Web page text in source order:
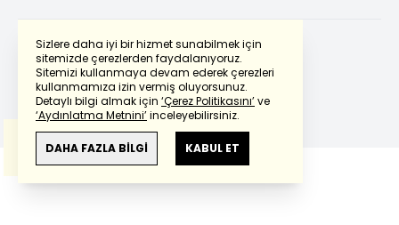
Sizlere daha iyi bir hizmet sunabilmek için
sitemizde çerezlerden faydalanıyoruz.
Sitemizi kullanmaya devam ederek çerezleri
kullanmamıza izin vermiş oluyorsunuz.
Detaylı bilgi almak için ‘Çerez Politikasını’ve
‘Aydınlatma Metnini’inceleyebilirsiniz.
DAHA FAZLA BİLGİ KABUL ET
Powered by Translate
Bu çevirideGoogle Transletekullanılmıştır.
Anlam ve çeviri hatalarından
haberturk.com
sorumlu değildir.